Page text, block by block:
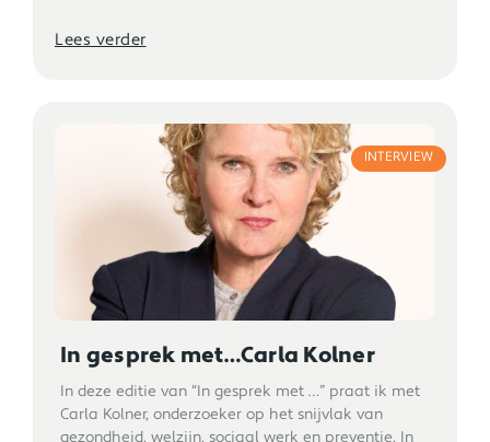
Lees verder
INTERVIEW
In gesprek met…Carla Kolner
In deze editie van “In gesprek met …” praat ik met
Carla Kolner, onderzoeker op het snijvlak van
gezondheid, welzijn, sociaal werk en preventie. In